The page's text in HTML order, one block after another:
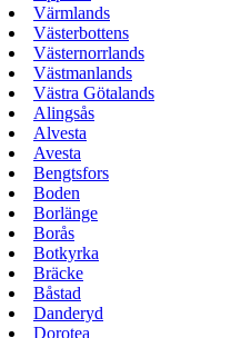
Värmlands
Västerbottens
Västernorrlands
Västmanlands
Västra Götalands
Alingsås
Alvesta
Avesta
Bengtsfors
Boden
Borlänge
Borås
Botkyrka
Bräcke
Båstad
Danderyd
Dorotea